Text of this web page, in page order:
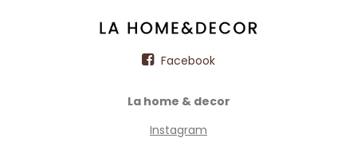
Facebook
La home & decor
Instagram